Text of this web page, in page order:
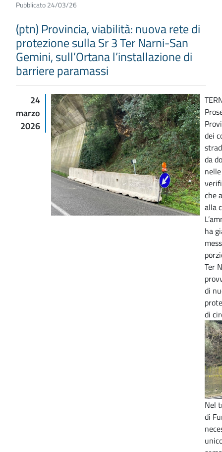
Pubblicato 24/03/26
(ptn) Provincia, viabilità: nuova rete di
protezione sulla Sr 3 Ter Narni-San
Gemini, sull’Ortana l’installazione di
barriere paramassi
24
marzo
2026
dei
da
che
alla
ha
Ter
di
di
Nel
di